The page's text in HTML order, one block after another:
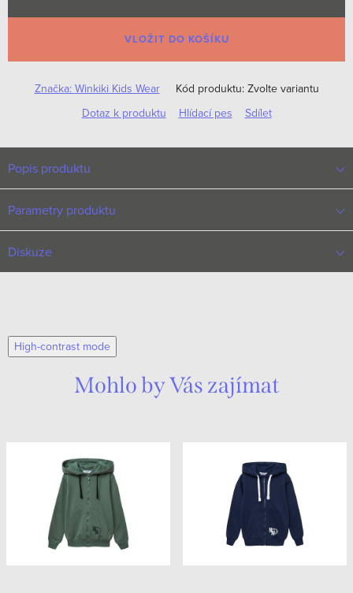
cena:
VLOŽIT DO KOŠÍKU
Značka: Winkiki Kids Wear Kód produktu: Zvolte variantu
Dotaz k produktu
Hlídací pes Sdílet
Popis produktu
Parametry produktu
Diskuze
High-contrast mode
Mohlo by Vás zajímat